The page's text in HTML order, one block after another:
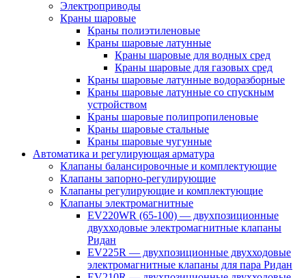
Электроприводы
Краны шаровые
Краны полиэтиленовые
Краны шаровые латунные
Краны шаровые для водных сред
Краны шаровые для газовых сред
Краны шаровые латунные водоразборные
Краны шаровые латунные со спускным
устройством
Краны шаровые полипропиленовые
Краны шаровые стальные
Краны шаровые чугунные
Автоматика и регулирующая арматура
Клапаны балансировочные и комплектующие
Клапаны запорно-регулирующие
Клапаны регулирующие и комплектующие
Клапаны электромагнитные
EV220WR (65-100) — двухпозиционные
двухходовые электромагнитные клапаны
Ридан
EV225R — двухпозиционные двухходовые
электромагнитные клапаны для пара Ридан